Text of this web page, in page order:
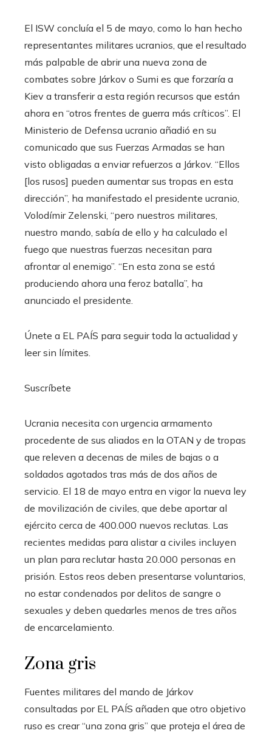
El ISW concluía el 5 de mayo, como lo han hecho
representantes militares ucranios, que el resultado
más palpable de abrir una nueva zona de
combates sobre Járkov o Sumi es que forzaría a
Kiev a transferir a esta región recursos que están
ahora en “otros frentes de guerra más críticos”. El
Ministerio de Defensa ucranio añadió en su
comunicado que sus Fuerzas Armadas se han
visto obligadas a enviar refuerzos a Járkov. “Ellos
[los rusos] pueden aumentar sus tropas en esta
dirección”, ha manifestado el presidente ucranio,
Volodímir Zelenski, “pero nuestros militares,
nuestro mando, sabía de ello y ha calculado el
fuego que nuestras fuerzas necesitan para
afrontar al enemigo”. “En esta zona se está
produciendo ahora una feroz batalla”, ha
anunciado el presidente.
Únete a EL PAÍS para seguir toda la actualidad y
leer sin límites.
Suscríbete
Ucrania necesita con urgencia armamento
procedente de sus aliados en la OTAN y de tropas
que releven a decenas de miles de bajas o a
soldados agotados tras más de dos años de
servicio. El 18 de mayo entra en vigor la nueva ley
de movilización de civiles, que debe aportar al
ejército cerca de 400.000 nuevos reclutas. Las
recientes medidas para alistar a civiles incluyen
un plan para reclutar hasta 20.000 personas en
prisión. Estos reos deben presentarse voluntarios,
no estar condenados por delitos de sangre o
sexuales y deben quedarles menos de tres años
de encarcelamiento.
Zona gris
Fuentes militares del mando de Járkov
consultadas por EL PAÍS añaden que otro objetivo
ruso es crear “una zona gris” que proteja el área de